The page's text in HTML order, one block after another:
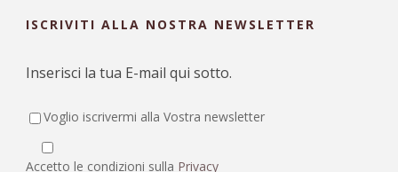
ISCRIVITI ALLA NOSTRA NEWSLETTER
Inserisci la tua E-mail qui sotto.
Voglio iscrivermi alla Vostra newsletter
Accetto le condizioni sulla Privacy